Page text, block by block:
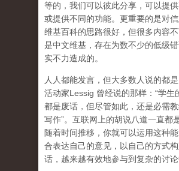
等的，我们可以彼此分享，可以提
或提供不同的功能。更重要的是对信
维基百科的思路很好，但很多内容
是中文维基，存在为数不少的低级
实不力造成的。
人人都能发言，但大多数人说的都
活动家Lessig 曾经说的那样：“学生
都是废话，但尽管如此，还是必需
写作”。互联网上的胡说八道一直都
随着时间推移，你就可以运用这种
合表达自己的意见，以自己的方式
话，越来越有效地参与到复杂的讨论